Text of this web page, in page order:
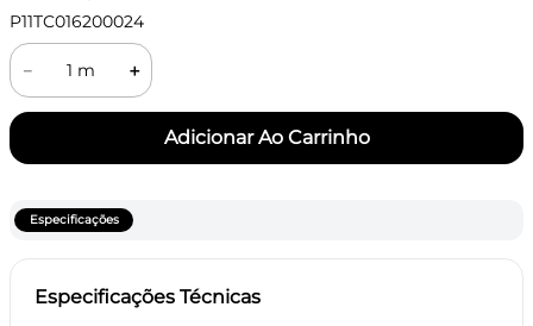
P11TC016200024
＋
－
Especificações
Especificações Técnicas